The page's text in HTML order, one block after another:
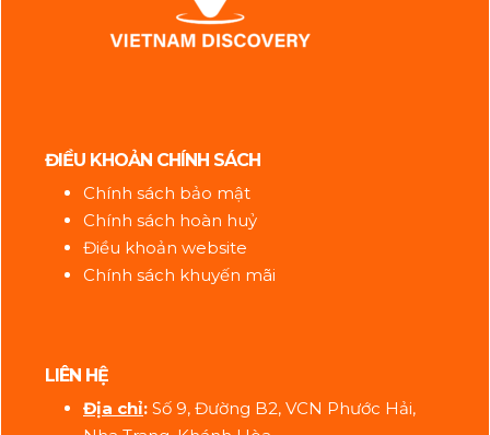
ĐIỀU KHOẢN CHÍNH SÁCH
Chính sách bảo mật
Chính sách hoàn huỷ
Điều khoản website
Chính sách khuyến mãi
LIÊN HỆ
Địa chỉ: Số 9, Đường B2, VCN Phước Hải,